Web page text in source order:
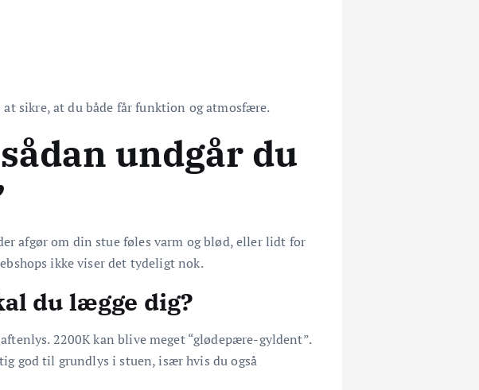
sikre, at du både får funktion og atmosfære.
undgår du
afgør om din stue føles varm og blød, eller lidt for
ikke viser det tydeligt nok.
du lægge dig?
2200K kan blive meget “glødepære-gyldent”.
god til grundlys i stuen, især hvis du også